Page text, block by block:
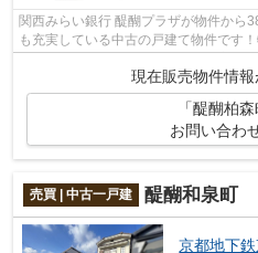
関西みらい銀行 醍醐プラザが物件から
も充実している中古の戸建て物件です
までお気軽にご連絡ください！お客様
現在販売物件情報
「醍醐柏
お問い合わ
売買 | 中古一戸建 醍醐和泉町
京都地下